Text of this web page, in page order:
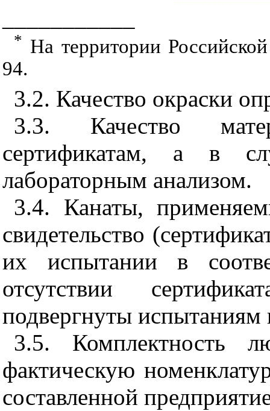
* На территории
94.
3.2. Качество окраски
3.3. Качество
сертификатам, а в
лабораторным анализом.
3.4. Канаты,
свидетельство
их испытании в
отсутствии
подвергнуты испытаниям
3.5. Комплектность
фактическую
составленной